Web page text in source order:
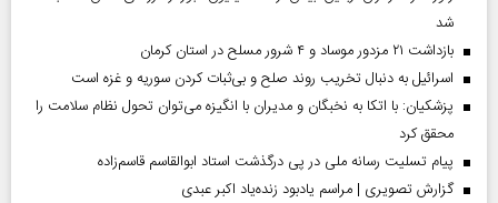
شد
بازداشت ۲۱ مزدور موساد و ۴ شرور مسلح در استان کرمان
اسرائیل به دنبال تخریب روند صلح و بی‌ثبات کردن سوریه و غزه است
پزشکیان: با اتکا به نخبگان و مدیران با انگیزه می‌توان تحول نظام سلامت را
محقق کرد
پیام تسلیت رسانه ملی در پی درگذشت استاد ابوالقاسم قاسم‌زاده
گزارش تصویری | مراسم یادبود زنده‌یاد اکبر عبدی